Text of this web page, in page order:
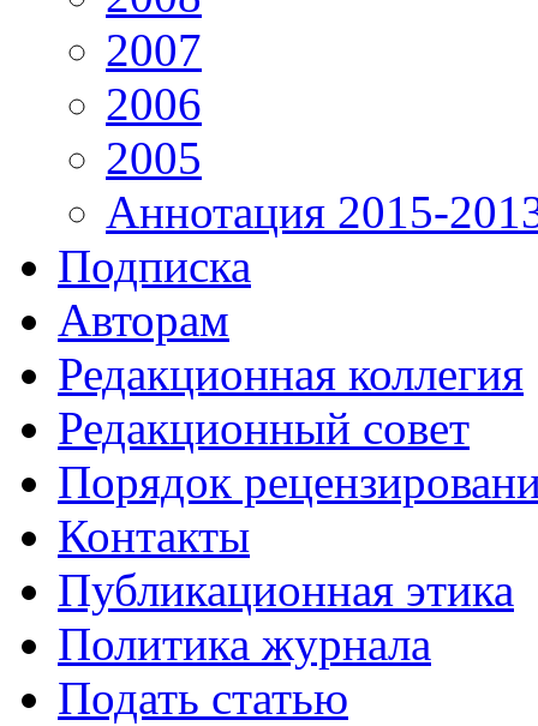
2007
2006
2005
Аннотация 2015-
Подписка
Авторам
Редакционная коллегия
Редакционный совет
Порядок
Контакты
Публикационная этика
Политика журнала
Подать статью